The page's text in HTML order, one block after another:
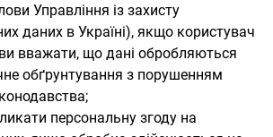
Управління із захисту
даних в Україні), якщо користувач
вважати, що дані обробляються
обґрунтування з порушенням
персональну згоду на